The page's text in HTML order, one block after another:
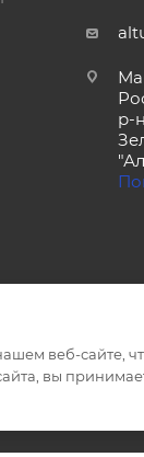
р-
веб-сайте,
вы